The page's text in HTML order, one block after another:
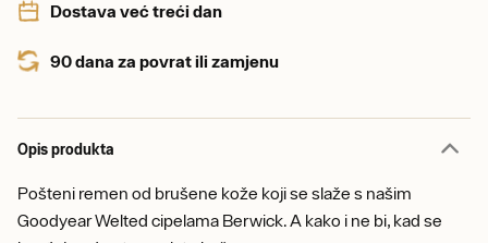
Dostava već treći dan
90 dana za povrat ili zamjenu
Opis produkta
Pošteni remen od brušene kože koji se slaže s našim
Goodyear Welted cipelama Berwick. A kako i ne bi, kad se